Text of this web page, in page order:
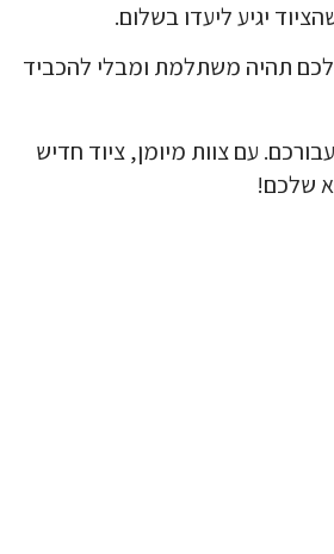
יגיע ליעדו בשלום.
שלכם תהיה משתלמת ומבלי להכביד
עם צוות מיומן, ציוד חדיש
שלכם!